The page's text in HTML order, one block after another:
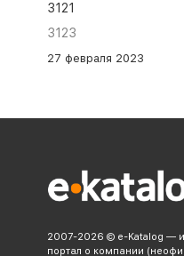
3121
3123
27 февраля 2023
2007-2026 © e-Katalog —
портал о компании